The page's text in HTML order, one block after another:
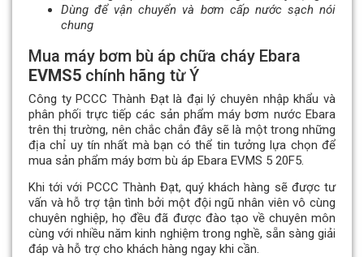
Dùng để vận chuyển và bơm cấp nước sạch nói
chung
Mua máy bơm bù áp chữa cháy Ebara
EVMS5 chính hãng từ Ý
Công ty PCCC Thành Đạt là đại lý chuyên nhập khẩu và
phân phối trực tiếp các sản phẩm máy bơm nước Ebara
trên thị trường, nên chắc chắn đây sẽ là một trong những
địa chỉ uy tín nhất mà bạn có thể tin tưởng lựa chọn để
mua sản phẩm máy bơm bù áp Ebara EVMS 5 20F5.
Khi tới với PCCC Thành Đạt, quý khách hàng sẽ được tư
vấn và hỗ trợ tận tình bởi một đội ngũ nhân viên vô cùng
chuyên nghiệp, họ đều đã được đào tạo về chuyên môn
cùng với nhiều năm kinh nghiệm trong nghề, sẵn sàng giải
đáp và hỗ trợ cho khách hàng ngay khi cần.